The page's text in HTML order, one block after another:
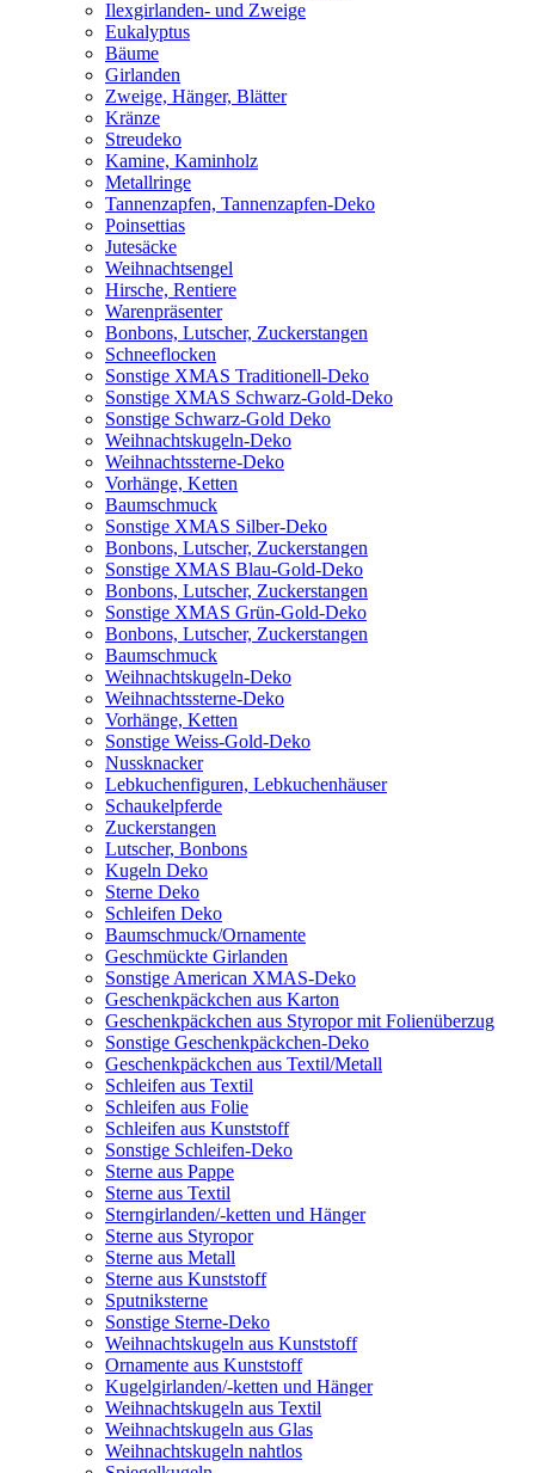
Ilexgirlanden- und Zweige
Eukalyptus
Bäume
Girlanden
Zweige, Hänger, Blätter
Kränze
Streudeko
Kamine, Kaminholz
Metallringe
Tannenzapfen, Tannenzapfen-Deko
Poinsettias
Jutesäcke
Weihnachtsengel
Hirsche, Rentiere
Warenpräsenter
Bonbons, Lutscher, Zuckerstangen
Schneeflocken
Sonstige XMAS Traditionell-Deko
Sonstige XMAS Schwarz-Gold-Deko
Sonstige Schwarz-Gold Deko
Weihnachtskugeln-Deko
Weihnachtssterne-Deko
Vorhänge, Ketten
Baumschmuck
Sonstige XMAS Silber-Deko
Bonbons, Lutscher, Zuckerstangen
Sonstige XMAS Blau-Gold-Deko
Bonbons, Lutscher, Zuckerstangen
Sonstige XMAS Grün-Gold-Deko
Bonbons, Lutscher, Zuckerstangen
Baumschmuck
Weihnachtskugeln-Deko
Weihnachtssterne-Deko
Vorhänge, Ketten
Sonstige Weiss-Gold-Deko
Nussknacker
Lebkuchenfiguren, Lebkuchenhäuser
Schaukelpferde
Zuckerstangen
Lutscher, Bonbons
Kugeln Deko
Sterne Deko
Schleifen Deko
Baumschmuck/Ornamente
Geschmückte Girlanden
Sonstige American XMAS-Deko
Geschenkpäckchen aus Karton
Geschenkpäckchen aus Styropor mit Folienüberzug
Sonstige Geschenkpäckchen-Deko
Geschenkpäckchen aus Textil/Metall
Schleifen aus Textil
Schleifen aus Folie
Schleifen aus Kunststoff
Sonstige Schleifen-Deko
Sterne aus Pappe
Sterne aus Textil
Sterngirlanden/-ketten und Hänger
Sterne aus Styropor
Sterne aus Metall
Sterne aus Kunststoff
Sputniksterne
Sonstige Sterne-Deko
Weihnachtskugeln aus Kunststoff
Ornamente aus Kunststoff
Kugelgirlanden/-ketten und Hänger
Weihnachtskugeln aus Textil
Weihnachtskugeln aus Glas
Weihnachtskugeln nahtlos